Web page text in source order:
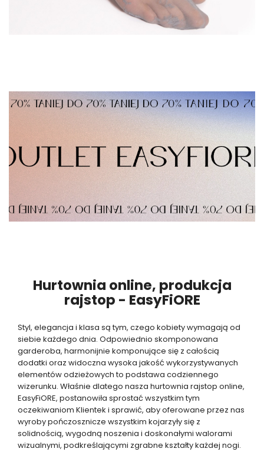
Hurtownia online, produkcja
rajstop - EasyFiORE
Styl, elegancja i klasa są tym, czego kobiety wymagają od
siebie każdego dnia. Odpowiednio skomponowana
garderoba, harmonijnie komponujące się z całością
dodatki oraz widoczna wysoka jakość wykorzystywanych
elementów odzieżowych to podstawa codziennego
wizerunku. Właśnie dlatego nasza hurtownia rajstop online,
EasyFiORE, postanowiła sprostać wszystkim tym
oczekiwaniom Klientek i sprawić, aby oferowane przez nas
wyroby pończosznicze wszystkim kojarzyły się z
solidnością, wygodną noszenia i doskonałymi walorami
wizualnymi, podkreślającymi zgrabne kształty każdej nogi.